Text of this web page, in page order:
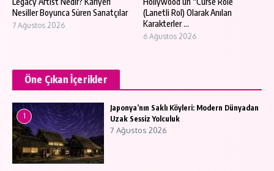
Nesiller Boyunca Süren Sanatçılar
7 Ağustos 2026
(Lanetli Rol) Olarak Anılan
Karakterler ...
6 Ağustos 2026
Öne Çıkan İçerikler
1
Japonya’nın Saklı Köyleri: Modern Dünyadan
Uzak Sessiz Yolculuk
7 Ağustos 2026